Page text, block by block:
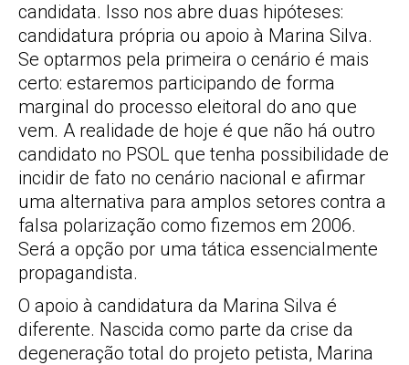
candidata. Isso nos abre duas hipóteses:
candidatura própria ou apoio à Marina Silva.
Se optarmos pela primeira o cenário é mais
certo: estaremos participando de forma
marginal do processo eleitoral do ano que
vem. A realidade de hoje é que não há outro
candidato no PSOL que tenha possibilidade de
incidir de fato no cenário nacional e afirmar
uma alternativa para amplos setores contra a
falsa polarização como fizemos em 2006.
Será a opção por uma tática essencialmente
propagandista.
O apoio à candidatura da Marina Silva é
diferente. Nascida como parte da crise da
degeneração total do projeto petista, Marina